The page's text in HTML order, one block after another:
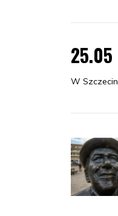
25.05
W